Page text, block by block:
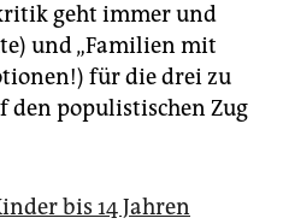
geht immer und
und „Familien mit
für die drei zu
den populistischen Zug
bis 14 Jahren